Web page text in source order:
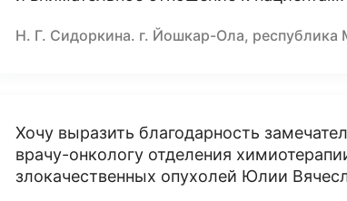
Н. Г. Сидоркина. г. Йошкар-Ола, республика
Хочу выразить благодарность
врачу-онкологу отделения
злокачественных опухолей Юлии